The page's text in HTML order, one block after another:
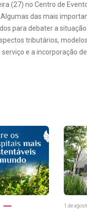
(27) no Centro de
Algumas das mais
para debater a
tributários,
e a incorporação
1 de